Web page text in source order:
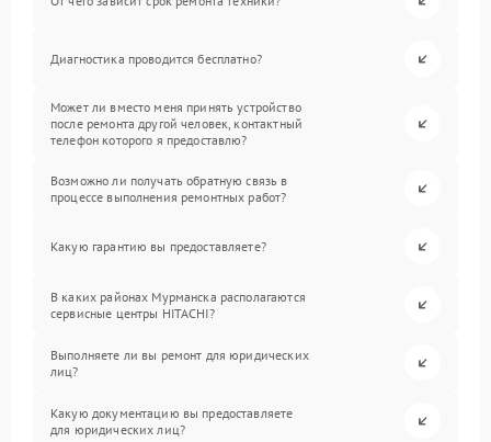
Диагностика проводится бесплатно?
Может ли вместо меня принять устройство
после ремонта другой человек, контактный
телефон которого я предоставлю?
Возможно ли получать обратную связь в
процессе выполнения ремонтных работ?
Какую гарантию вы предоставляете?
В каких районах Мурманска располагаются
сервисные центры HITACHI?
Выполняете ли вы ремонт для юридических
лиц?
Какую документацию вы предоставляете
для юридических лиц?